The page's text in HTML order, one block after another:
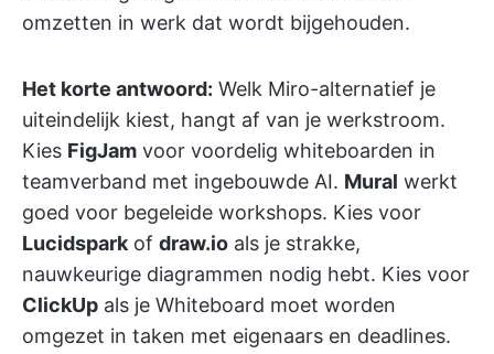
omzetten in werk dat wordt bijgehouden.
Het korte antwoord: Welk Miro-alternatief je
uiteindelijk kiest, hangt af van je werkstroom.
Kies FigJam voor voordelig whiteboarden in
teamverband met ingebouwde AI. Mural werkt
goed voor begeleide workshops. Kies voor
Lucidspark of draw.io als je strakke,
nauwkeurige diagrammen nodig hebt. Kies voor
ClickUp als je Whiteboard moet worden
omgezet in taken met eigenaars en deadlines.